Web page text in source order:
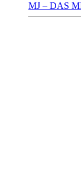
MJ – DAS